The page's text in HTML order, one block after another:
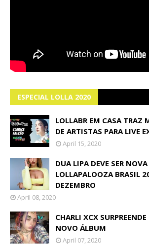
ESPECIAL LOLLA 2020
LOLLABR EM CASA TRAZ
DE ARTISTAS PARA LIVE
April 15, 2020
DUA LIPA DEVE SER
LOLLAPALOOZA BRASIL
DEZEMBRO
April 08, 2020
CHARLI XCX
NOVO ÁLBUM
April 07, 2020